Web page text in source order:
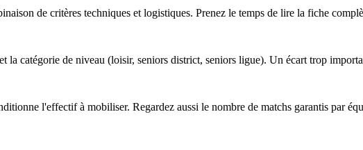
de critères techniques et logistiques. Prenez le temps de lire la fiche
la catégorie de niveau (loisir, seniors district, seniors ligue). Un écart trop
l'effectif à mobiliser. Regardez aussi le nombre de matchs garantis par